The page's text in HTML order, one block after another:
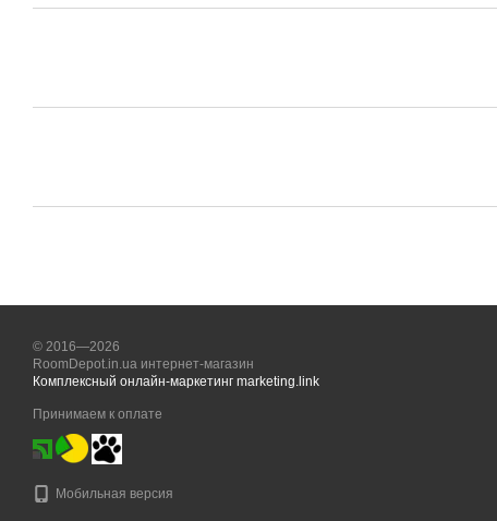
© 2016—2026
RoomDepot.in.ua интернет-магазин
Комплексный онлайн-маркетинг marketing.link
Принимаем к оплате
Мобильная версия